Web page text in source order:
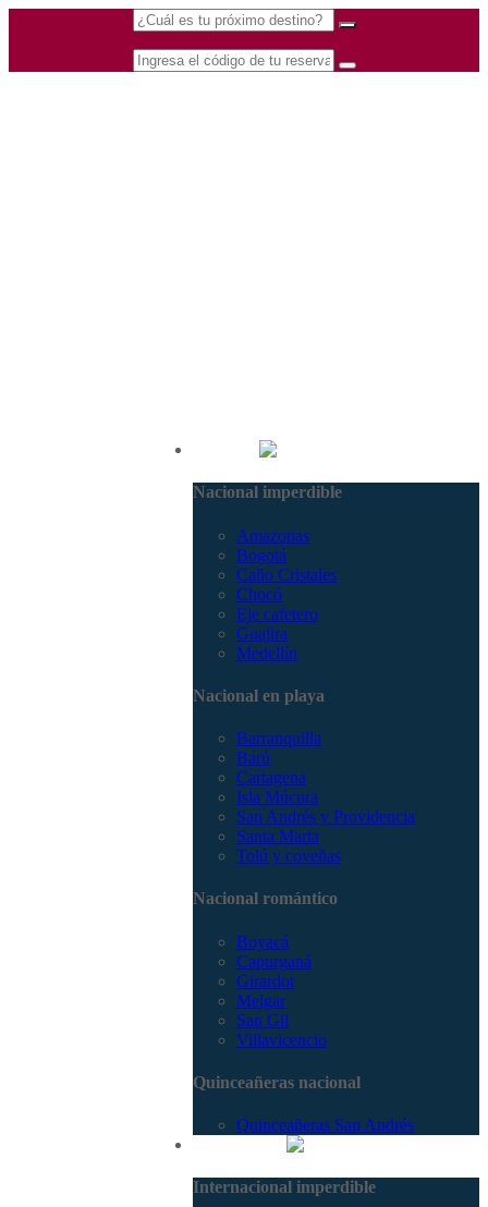
Nacional imperdible
Amazonas
Bogotá
Caño Cristales
Chocó
Eje cafetero
Guajira
Medellín
Nacional en playa
Barranquilla
Barú
Cartagena
Isla Múcura
San Andrés y Providencia
Santa Marta
Tolú y coveñas
Nacional romántico
Boyacá
Capurganá
Girardot
Melgar
San Gil
Villavicencio
Quinceañeras nacional
Quinceañeras San Andrés
Internacional imperdible